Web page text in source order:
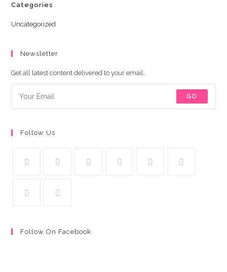
Categories
Uncategorized
Newsletter
Get all latest content delivered to your email.
GO
Follow Us
Follow On Facebook